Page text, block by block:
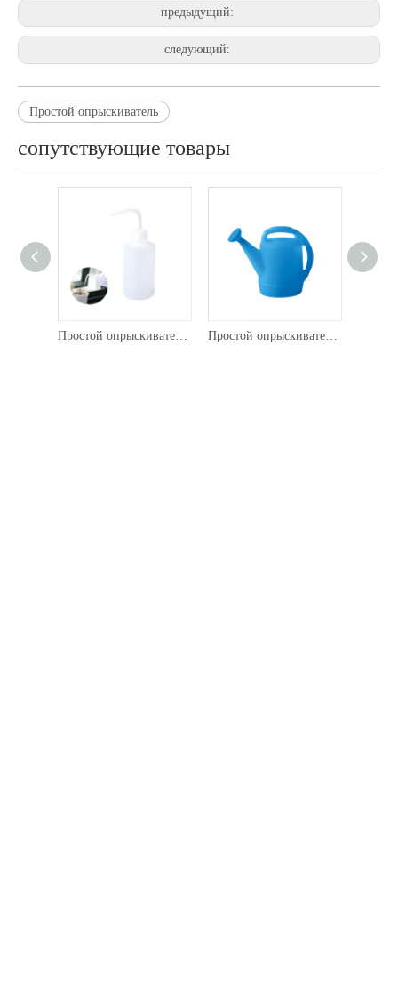
предыдущий:
следующий:
Простой опрыскиватель
сопутствующие товары
Простой опрыскиватель 908. Простой опрыскиватель 907.